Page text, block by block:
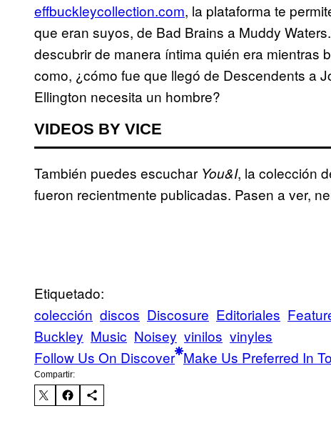
effbuckleycollection.com, la plataforma te
que eran suyos, de Bad Brains a Muddy
descubrir de manera íntima quién era mientras
como, ¿cómo fue que llegó de Descendents a
Ellington necesita un hombre?
VIDEOS BY VICE
También puedes escuchar You&I, la colección
fueron recientmente publicadas. Pasen a ver,
Etiquetado:
colección discos Discosure Editoriales
Buckley Music Noisey vinilos vinyles
Follow Us On Discover Make Us Preferred In
Compartir: